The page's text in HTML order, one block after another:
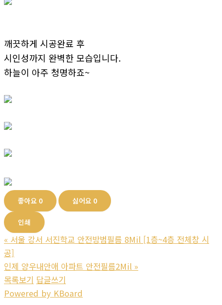
깨끗하게 시공완료 후
시인성까지 완벽한 모습입니다.
하늘이 아주 청명하죠~
좋아요 0 싫어요 0
인쇄
« 서울 강서 서진학교 안전방범필름 8Mil [1층~4층 전체창 시
공]
인제 양우내안애 아파트 안전필름2Mil »
목록보기 답글쓰기
Powered by KBoard